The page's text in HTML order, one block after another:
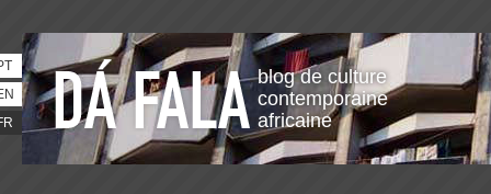
blog de culture
contemporaine
africaine